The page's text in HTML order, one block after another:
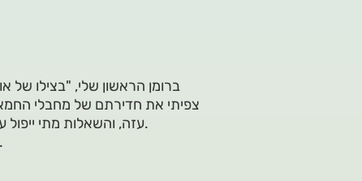
ברומן הראשון שלי, "בצילו של
צפיתי את חדירתם של מחבלי
עזה, והשאלות מתי ייפול עליי הפצמ"ר ומתי ייכנסו מחבלים למשק, היו רק שאלות של זמן.
בכל מאודי אני מבקש להיות אופטימי. הלוואי שחששותיי יתבדו.